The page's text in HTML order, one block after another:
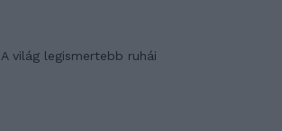
A világ legismertebb ruhái